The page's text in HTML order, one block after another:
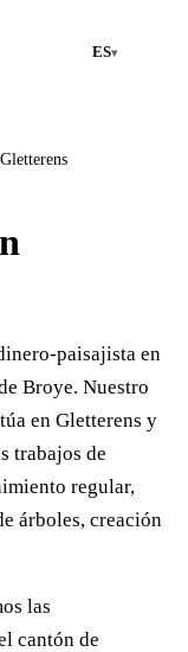
ES▾
Gletterens
paisajista en
Broye. Nuestro
en Gletterens y
trabajos de
regular,
árboles, creación
las
cantón de